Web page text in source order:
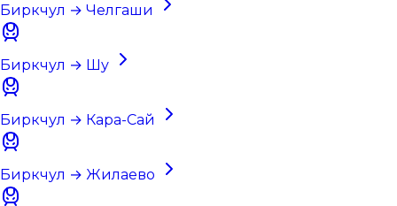
Биркчул → Челгаши
Биркчул → Шу
Биркчул → Кара-Сай
Биркчул → Жилаево